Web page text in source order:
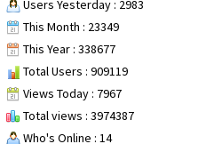
Users Yesterday : 2983
This Month : 23349
This Year : 338677
Total Users : 909119
Views Today : 7967
Total views : 3974387
Who's Online : 14